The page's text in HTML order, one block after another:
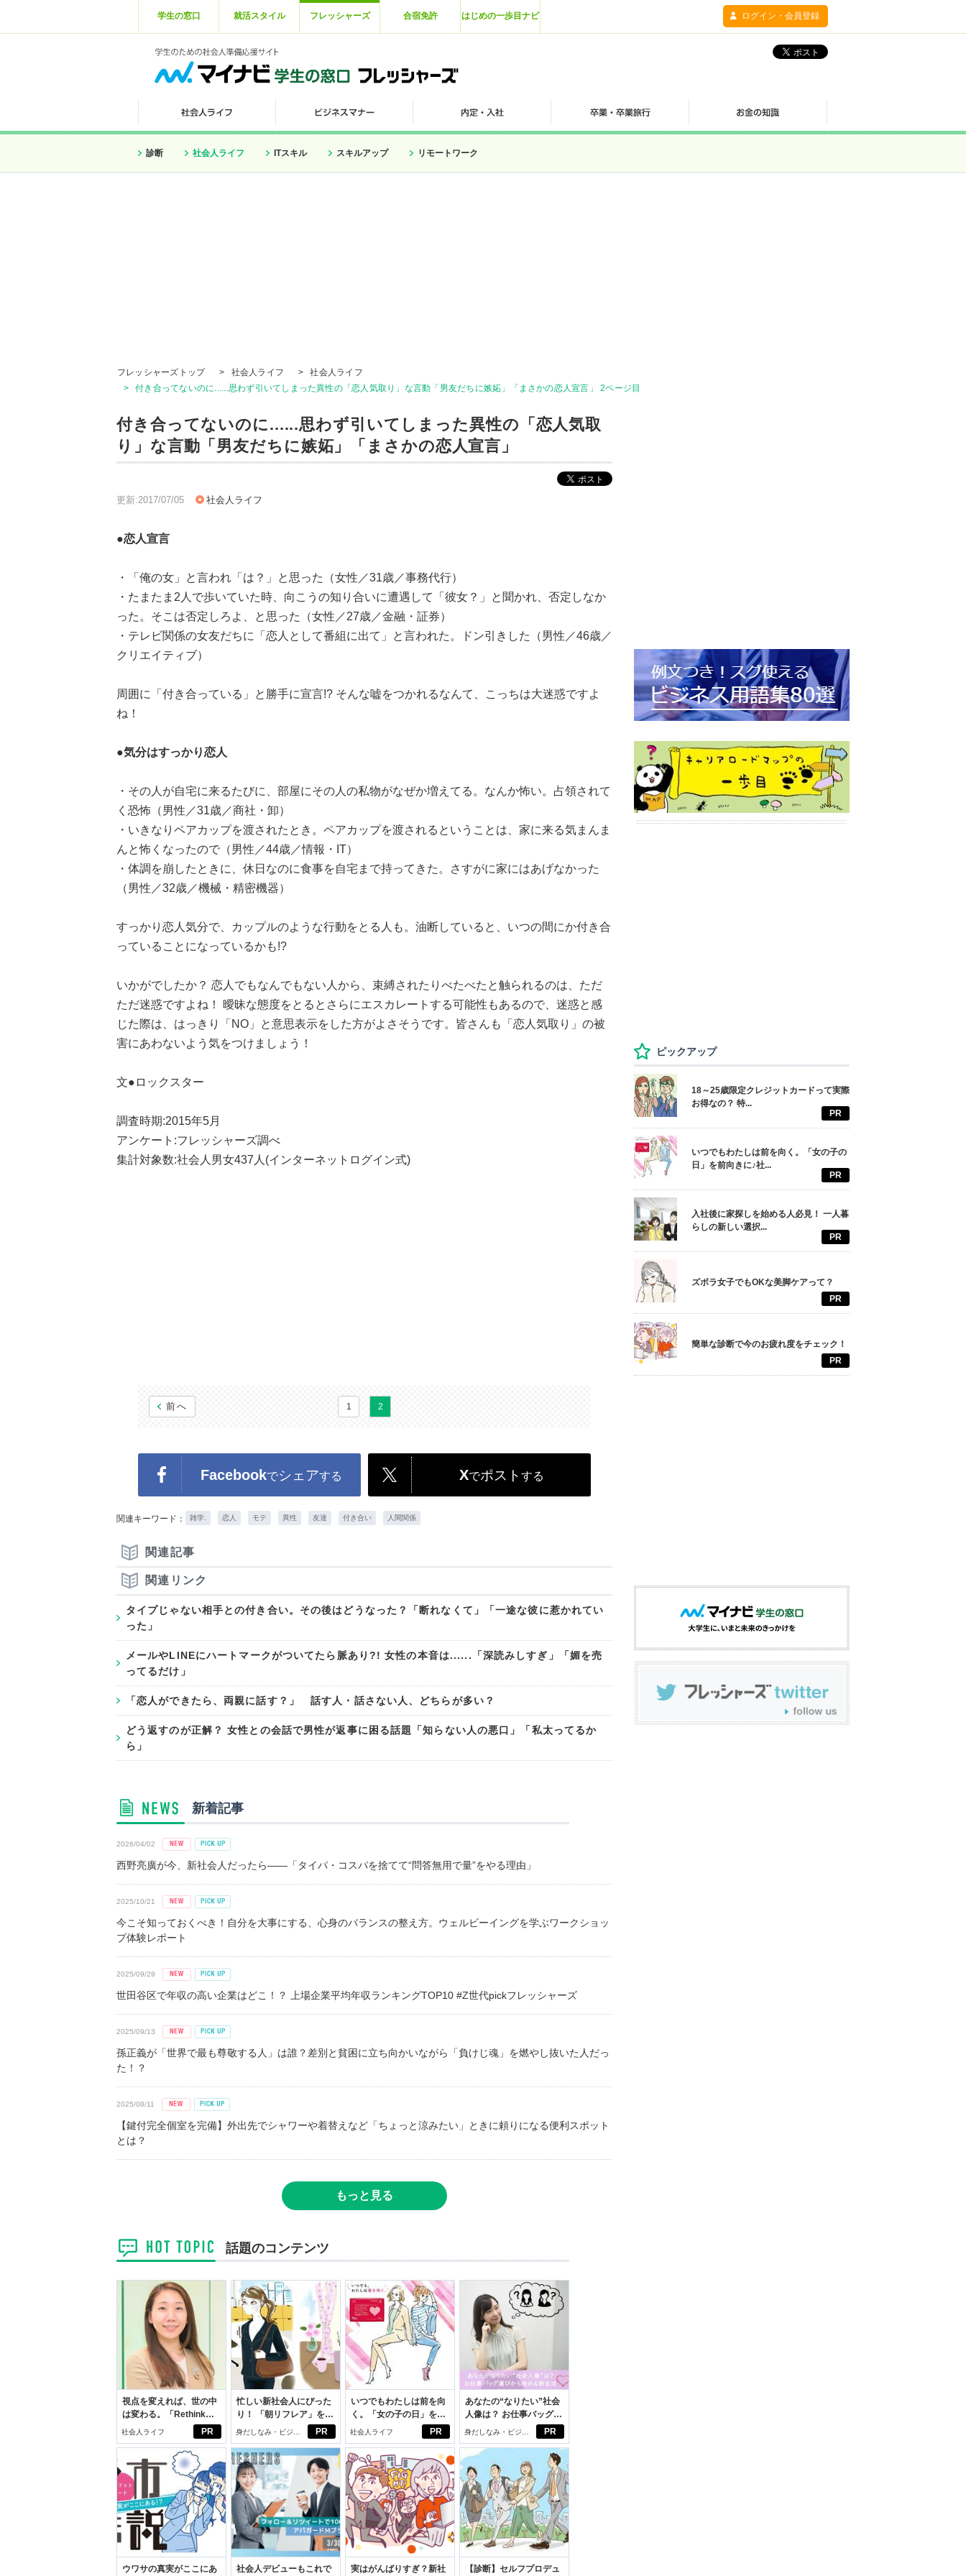
学生の窓口 就活スタイル フレッシャーズ 合宿免許 はじめの一歩目ナビ ログイン・会員登録
診断 社会人ライフ ITスキル スキルアップ リモートワーク
フレッシャーズトップ > 社会人ライフ >
社会人ライフ
>
付き合ってないのに......思わず引いてしまった異性の「恋人気取り」な言動「男友だちに嫉妬」「まさかの恋人宣言」 2ページ目
付き合ってないのに......思わず引いてしまった異性の「恋人気取
り」な言動「男友だちに嫉妬」「まさかの恋人宣言」
更新:2017/07/05 社会人ライフ
●恋人宣言
・「俺の女」と言われ「は？」と思った（女性／31歳／事務代行）
・たまたま2人で歩いていた時、向こうの知り合いに遭遇して「彼女？」と聞かれ、否定しなか
った。そこは否定しろよ、と思った（女性／27歳／金融・証券）
・テレビ関係の女友だちに「恋人として番組に出て」と言われた。ドン引きした（男性／46歳／
クリエイティブ）
周囲に「付き合っている」と勝手に宣言!? そんな嘘をつかれるなんて、こっちは大迷惑ですよ
ね！
●気分はすっかり恋人
・その人が自宅に来るたびに、部屋にその人の私物がなぜか増えてる。なんか怖い。占領されて
く恐怖（男性／31歳／商社・卸）
・いきなりペアカップを渡されたとき。ペアカップを渡されるということは、家に来る気まんま
んと怖くなったので（男性／44歳／情報・IT）
・体調を崩したときに、休日なのに食事を自宅まで持ってきた。さすがに家にはあげなかった
（男性／32歳／機械・精密機器）
すっかり恋人気分で、カップルのような行動をとる人も。油断していると、いつの間にか付き合
っていることになっているかも!?
いかがでしたか？ 恋人でもなんでもない人から、束縛されたりべたべたと触られるのは、ただ
ただ迷惑ですよね！ 曖昧な態度をとるとさらにエスカレートする可能性もあるので、迷惑と感
じた際は、はっきり「NO」と意思表示をした方がよさそうです。皆さんも「恋人気取り」の被
害にあわないよう気をつけましょう！
文●ロックスター
調査時期:2015年5月
アンケート:フレッシャーズ調べ
集計対象数:社会人男女437人(インターネットログイン式)
前へ 1 2
Facebookでシェアする Xでポスト する
関連キーワード： 雑学. 恋人 モテ 異性 友達 付き合い 人間関係
関連記事
関連リンク
タイプじゃない相手との付き合い。その後はどうなった？「断れなくて」「一途な彼に惹かれてい
った」
メールやLINEにハートマークがついてたら脈あり?! 女性の本音は......「深読みしすぎ」「媚を売
ってるだけ」
「恋人ができたら、両親に話す？」 話す人・話さない人、どちらが多い？
どう返すのが正解？ 女性との会話で男性が返事に困る話題「知らない人の悪口」「私太ってるか
ら」
新着記事
2026/04/02
西野亮廣が今、新社会人だったら――「タイパ・コスパを捨てて“問答無用で量”をやる理由」
2025/10/21
今こそ知っておくべき！自分を大事にする、心身のバランスの整え方。ウェルビーイングを学ぶワークショッ
プ体験レポート
2025/09/29
世田谷区で年収の高い企業はどこ！？ 上場企業平均年収ランキングTOP10 #Z世代pickフレッシャーズ
2025/09/13
孫正義が「世界で最も尊敬する人」は誰？差別と貧困に立ち向かいながら「負けじ魂」を燃やし抜いた人だっ
た！？
2025/08/11
【鍵付完全個室を完備】外出先でシャワーや着替えなど「ちょっと涼みたい」ときに頼りになる便利スポット
とは？
もっと見る
話題のコンテンツ
PR
視点を変えれば、世の中
は変わる。「Rethink
PROJECT」がつたえた
社会人ライフ PR
忙しい新社会人にぴった
り！ 「朝リフレア」をは
じめよう。しっかりニオ
イケアして24時間快適。
身だしなみ・ビジネ
スアイテム
PR
いつでもわたしは前を向
く。「女の子の日」を前
向きに♪社会人エリ・大
社会人ライフ PR
あなたの“なりたい”社会
人像は？ お仕事バッグ選
びから始める新生活
身だしなみ・ビジネ
スアイテム
ウワサの真実がここにあ 社会人デビューもこれで 実はがんばりすぎ？新社 【診断】セルフプロデュ
ピックアップ
18～25歳限定クレジットカードって実際
お得なの？ 特...
PR
いつでもわたしは前を向く。「女の子の
日」を前向きに♪社...
PR
入社後に家探しを始める人必見！ 一人暮
らしの新しい選択...
PR
ズボラ女子でもOKな美脚ケアって？
PR
簡単な診断で今のお疲れ度をチェック！
PR